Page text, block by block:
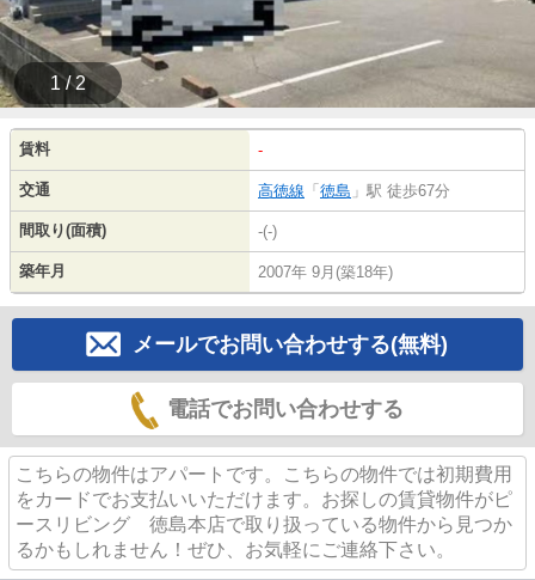
1 / 2
賃料 -
交通 高徳線 「 徳島 」駅 徒歩67分
間取り(面積) -(-)
築年月 2007年 9月(築18年)
メールでお問い合わせする(無料)
電話でお問い合わせする
こちらの物件はアパートです。こちらの物件では初期費用
をカードでお支払いいただけます。お探しの賃貸物件がピ
ースリビング 徳島本店で取り扱っている物件から見つか
るかもしれません！ぜひ、お気軽にご連絡下さい。